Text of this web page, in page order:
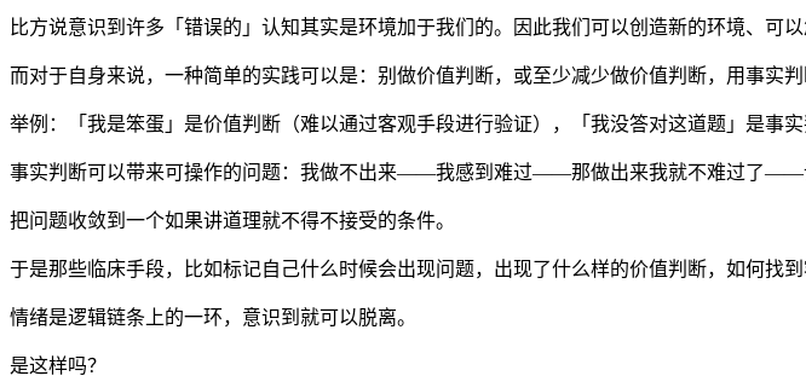
比方说意识到许多「错误的」认知其实是环境加于我们的。因此我们可以创造新的环境、可以
而对于自身来说，一种简单的实践可以是：别做价值判断，或至少减少做价值判断，用事实判
举例：「我是笨蛋」是价值判断（难以通过客观手段进行验证），「我没答对这道题」是事实
事实判断可以带来可操作的问题：我做不出来——我感到难过——那做出来我就不难过了——
把问题收敛到一个如果讲道理就不得不接受的条件。
于是那些临床手段，比如标记自己什么时候会出现问题，出现了什么样的价值判断，如何找
情绪是逻辑链条上的一环，意识到就可以脱离。
是这样吗？